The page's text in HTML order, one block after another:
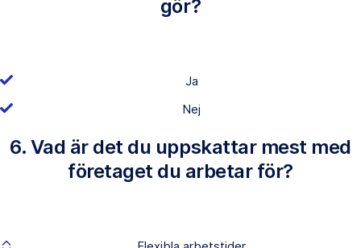
gör?
Ja
Nej
6. Vad är det du uppskattar mest med
företaget du arbetar för?